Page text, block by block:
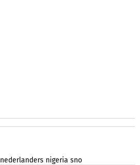
nederlanders nigeria sno